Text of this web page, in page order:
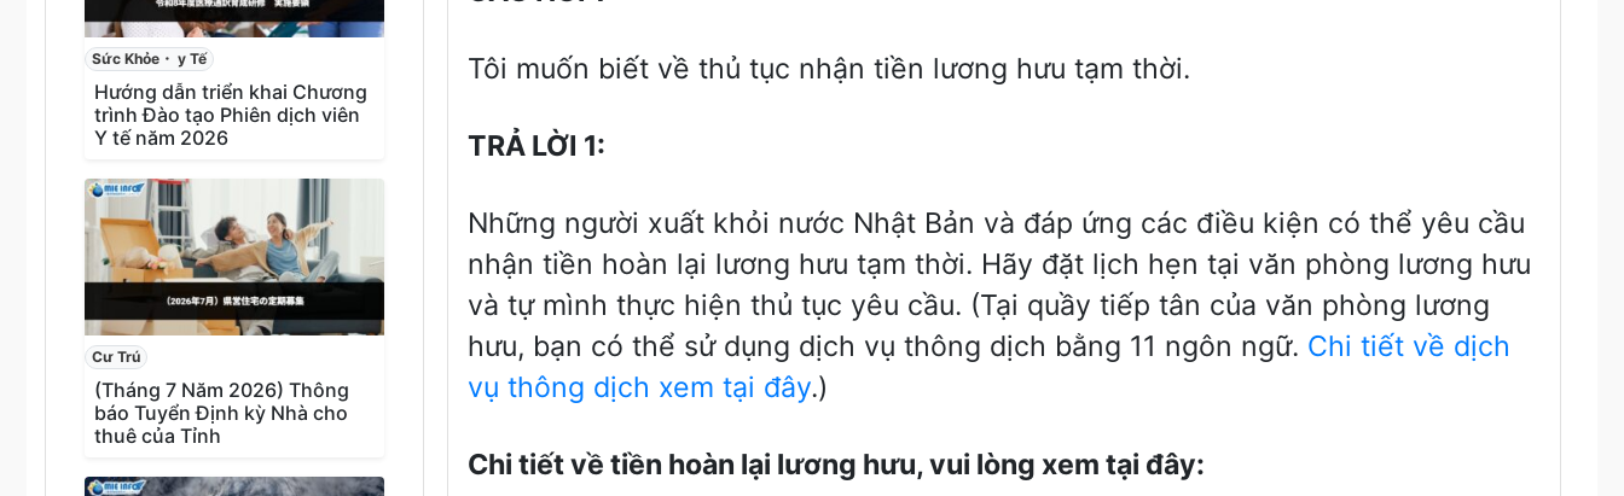
Sức Khỏe・ y Tế
Hướng dẫn triển khai Chương
trình Đào tạo Phiên dịch viên
Y tế năm 2026
Cư Trú
(Tháng 7 Năm 2026) Thông
báo Tuyển Định kỳ Nhà cho
thuê của Tỉnh
Tôi muốn biết về thủ tục nhận tiền lương hưu tạm thời.
TRẢLỜI 1:
Những người xuất khỏi nước Nhật Bản và đáp ứng các điều kiện có thể yêu cầu
nhận tiền hoàn lại lương hưu tạm thời. Hãy đặt lịch hẹn tại văn phòng lương hưu
và tự mình thực hiện thủ tục yêu cầu. (Tại quầy tiếp tân của văn phòng lương
hưu, bạn có thể sử dụng dịch vụ thông dịch bằng 11 ngôn ngữ. Chi tiết về dịch
vụ thông dịch xem tại đây.)
Chi tiết về tiền hoàn lại lương hưu, vui lòng xem tại đây: